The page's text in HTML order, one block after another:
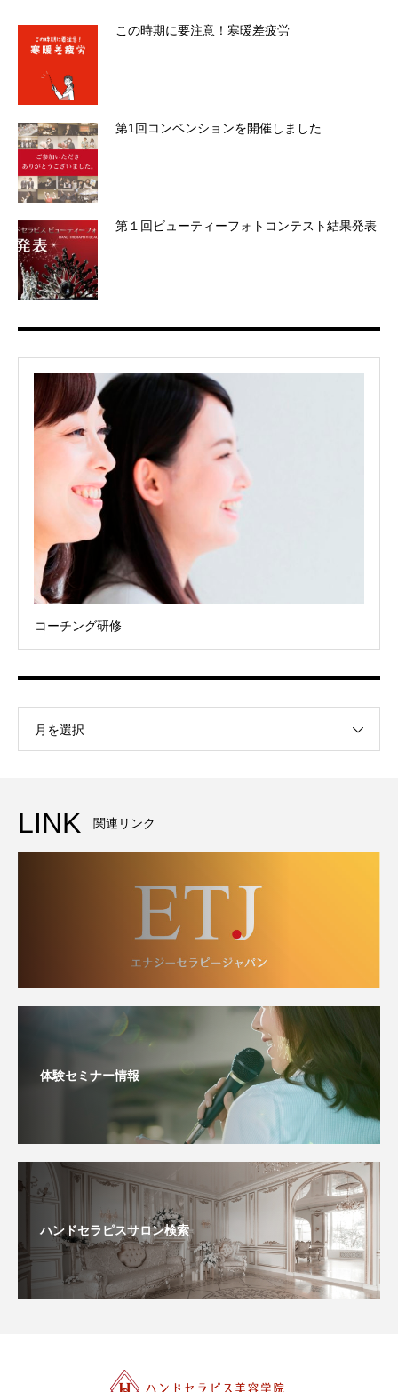
この時期に要注意！寒暖差疲労
第1回コンベンションを開催しました
第１回ビューティーフォトコンテスト結果発表
コーチング研修
月を選択
LINK 関連リンク
体験セミナー情報
ハンドセラピスサロン検索